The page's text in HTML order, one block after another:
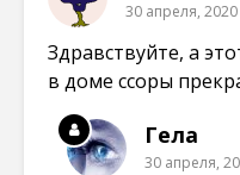
30 апреля, 2020
Здравствуйте, а
в доме ссоры
Гела
30 апреля,